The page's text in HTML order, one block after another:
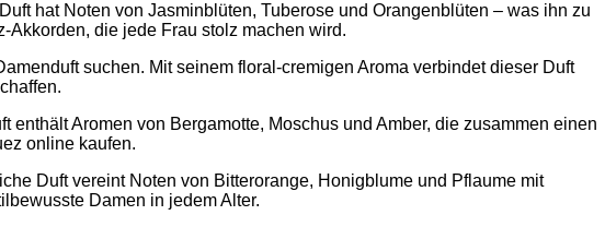
hat Noten von Jasminblüten, Tuberose und Orangenblüten – was ihn zu
die jede Frau stolz machen wird.
suchen. Mit seinem floral-cremigen Aroma verbindet dieser Duft
Aromen von Bergamotte, Moschus und Amber, die zusammen einen
online kaufen.
Duft vereint Noten von Bitterorange, Honigblume und Pflaume mit
Damen in jedem Alter.